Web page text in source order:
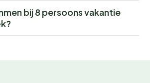
bij 8 persoons vakantie